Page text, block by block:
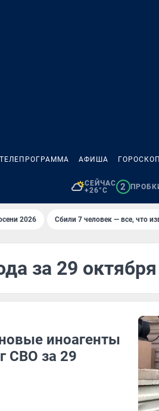
ТЕЛЕПРОГРАММА АФИША ГОРОСКОП
СЕЙЧАС
+26°C
2
2026 Сбили 7 человек — все, что
за 29
иноагенты
СВО за 29